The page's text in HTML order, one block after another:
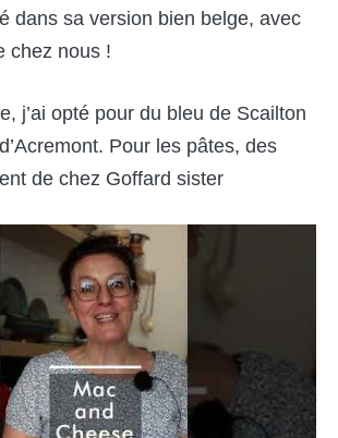
dans sa version bien belge, avec
chez nous !
j’ai opté pour du bleu de Scailton
Pour les pâtes, des
de chez Goffard sister